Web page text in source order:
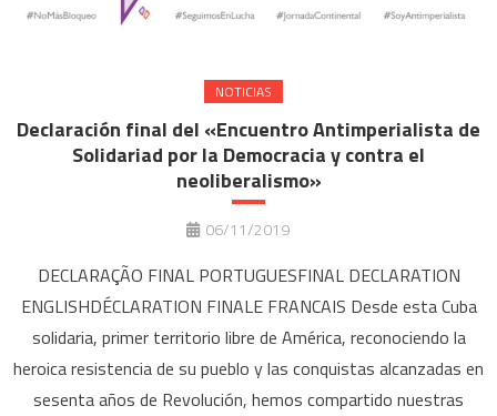
NOTICIAS
Declaración final del «Encuentro Antimperialista de
Solidariad por la Democracia y contra el
neoliberalismo»
06/11/2019
DECLARAÇÃO FINAL PORTUGUESFINAL DECLARATION
ENGLISHDÉCLARATION FINALE FRANCAIS Desde esta Cuba
solidaria, primer territorio libre de América, reconociendo la
heroica resistencia de su pueblo y las conquistas alcanzadas en
sesenta años de Revolución, hemos compartido nuestras